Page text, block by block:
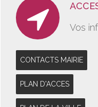
Vos
CONTACTS MAIRIE
PLAN D'ACCES